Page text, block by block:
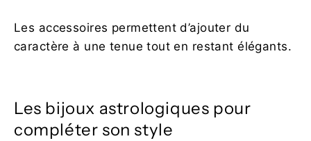
Les accessoires permettent d’ajouter du
caractère à une tenue tout en restant élégants.
Les bijoux astrologiques pour
compléter son style